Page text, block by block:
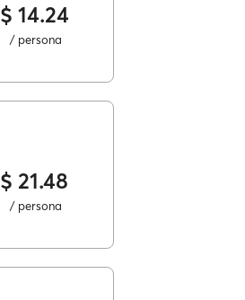
$ 14.24
/ persona
$ 21.48
/ persona